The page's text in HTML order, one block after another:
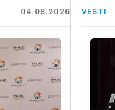
04.08.2026 VESTI